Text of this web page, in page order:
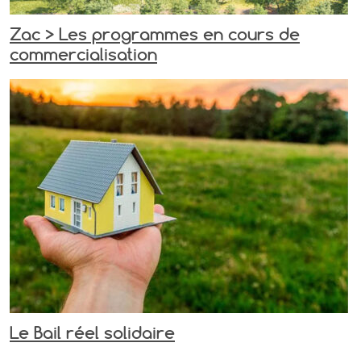
Zac > Les programmes en cours de
commercialisation
Le Bail réel solidaire